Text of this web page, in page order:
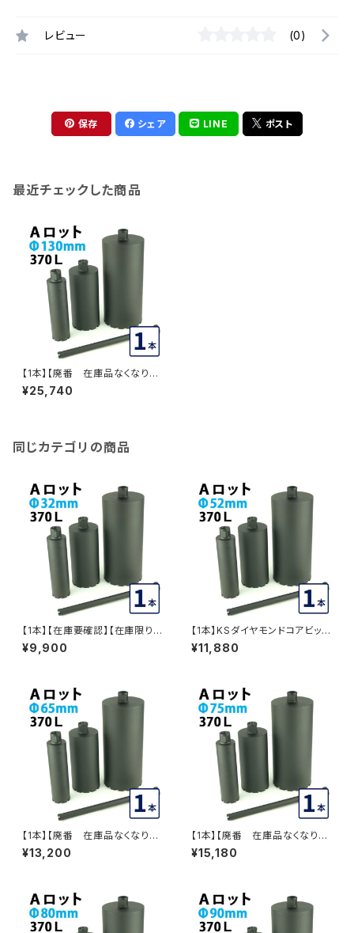
レビュー (0)
保存 シェア LINE ポスト
最近チェックした商品
【1本】【廃番 在庫品なくなり次
第終了】KSダイヤモンドコアビッ
ト Aロット 1本物 ビット外径130
¥25,740
同じカテゴリの商品
【1本】【在庫要確認】【在庫限り】
KSダイヤモンドコアビット Aロッ
ト 1本物 ビット外径32mm 有効
¥9,900
【1本】KSダイヤモンドコアビット
Aロット 1本物 ビット外径52mm
有効長370L (dudc2068) DU
¥11,880
【1本】【廃番 在庫品なくなり次
第終了】KSダイヤモンドコアビッ
ト Aロット 1本物 ビット外径65
¥13,200
【1本】【廃番 在庫品なくなり次
第終了】 KSダイヤモンドコアビ
ット Aロット 1本物 ビット外径75
¥15,180